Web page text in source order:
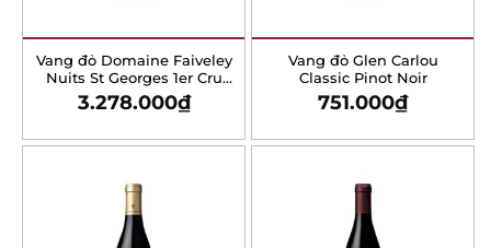
Vang đỏ Domaine
Faiveley Nuits St Georges
1er Cru “Les Porets St –
Georges”
3.278.000 ₫
Vang đỏ Glen Carlou
Classic Pinot Noir
751.000₫